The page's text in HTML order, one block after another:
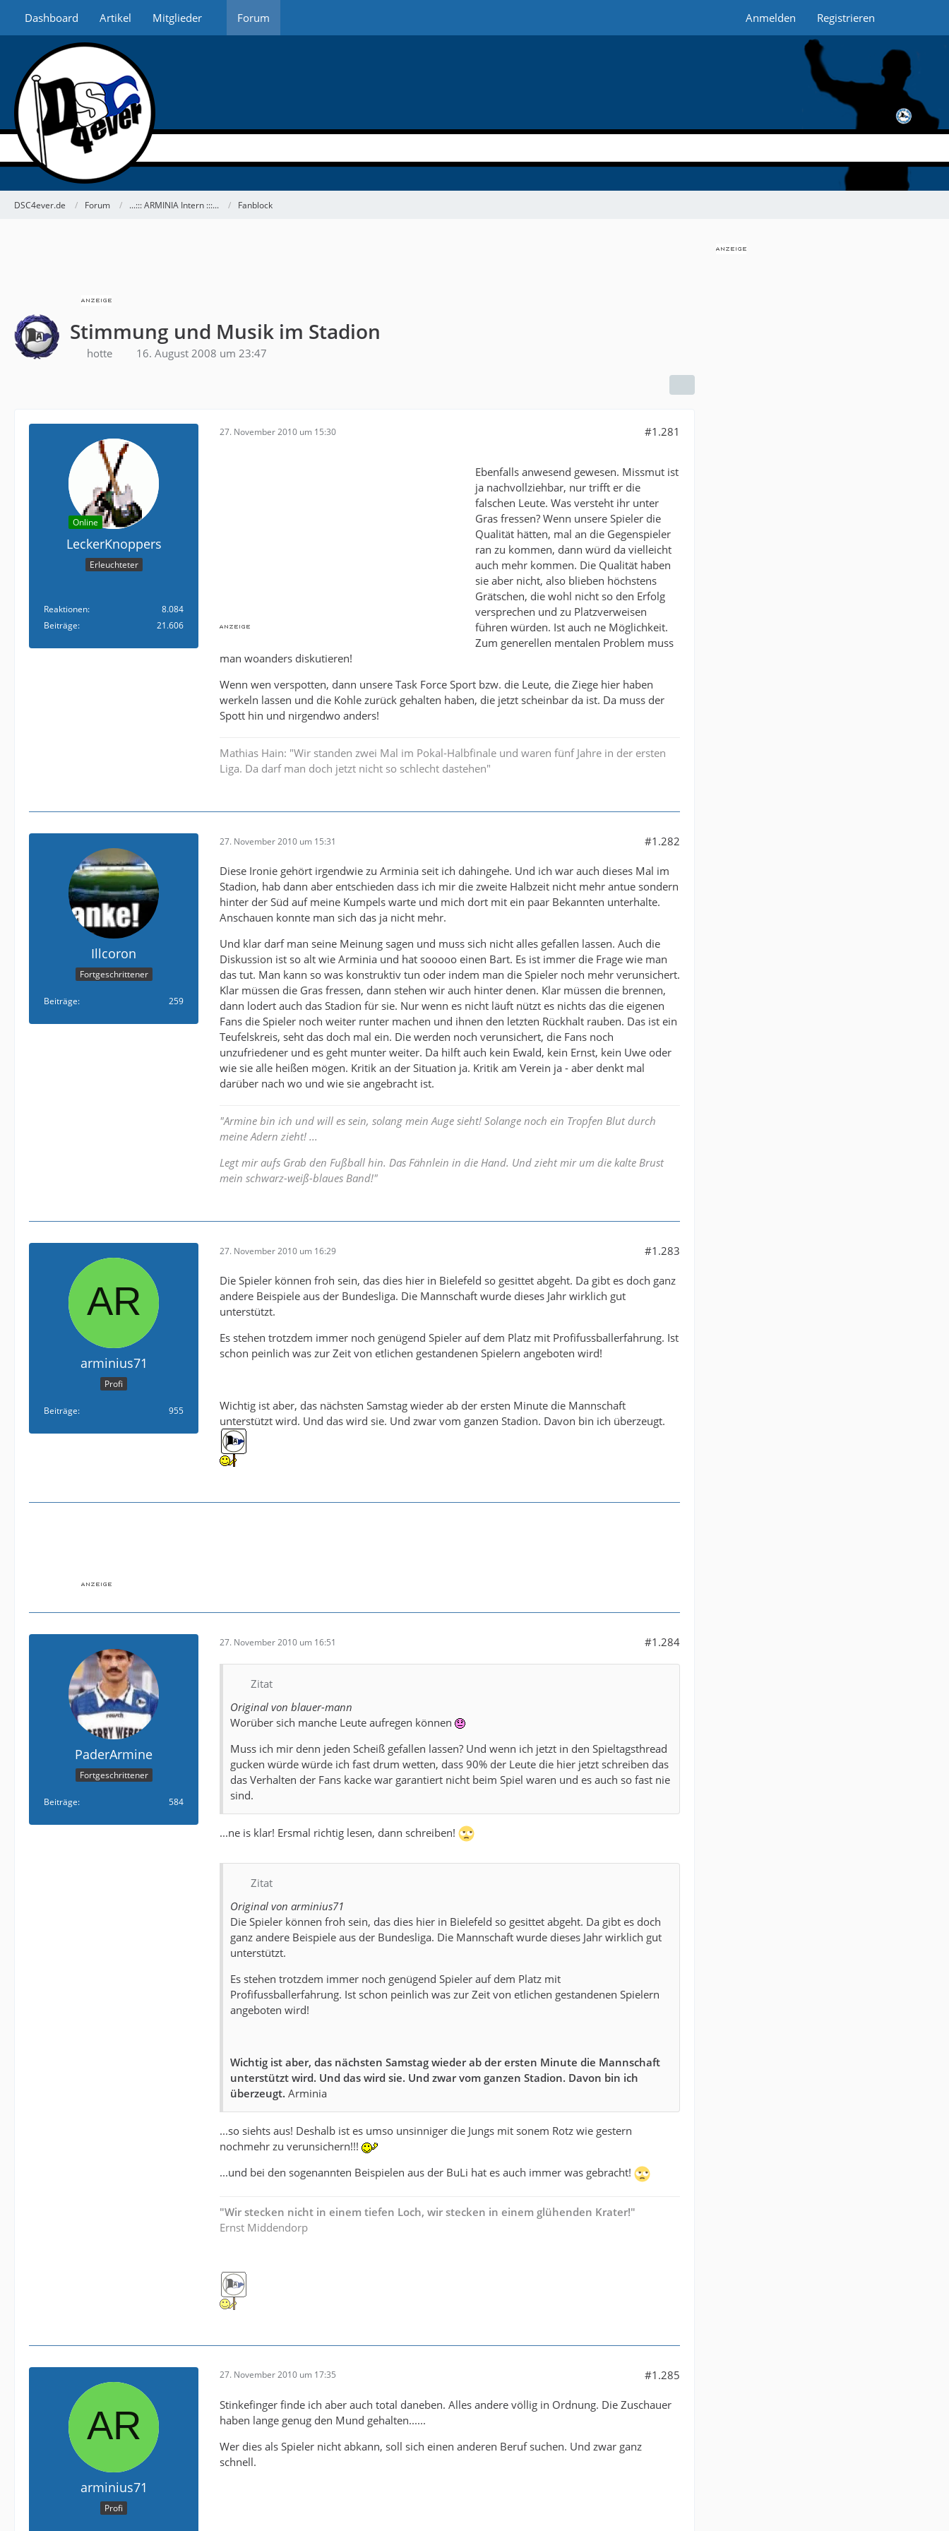
Dashboard Artikel Mitglieder Forum Anmelden Registrieren
DSC4ever.de Forum ...::: ARMINIA Intern :::... Fanblock
Stimmung und Musik im Stadion
hotte 16. August 2008 um 23:47
Online
LeckerKnoppers
Erleuchteter
Reaktionen
8.084
Beiträge
21.606
27. November 2010 um 15:30 #1.281
Ebenfalls anwesend gewesen. Missmut ist
ja nachvollziehbar, nur trifft er die
falschen Leute. Was versteht ihr unter
Gras fressen? Wenn unsere Spieler die
Qualität hätten, mal an die Gegenspieler
ran zu kommen, dann würd da vielleicht
auch mehr kommen. Die Qualität haben
sie aber nicht, also blieben höchstens
Grätschen, die wohl nicht so den Erfolg
versprechen und zu Platzverweisen
führen würden. Ist auch ne Möglichkeit.
Zum generellen mentalen Problem muss
man woanders diskutieren!
Wenn wen verspotten, dann unsere Task Force Sport bzw. die Leute, die Ziege hier haben
werkeln lassen und die Kohle zurück gehalten haben, die jetzt scheinbar da ist. Da muss der
Spott hin und nirgendwo anders!
Mathias Hain: "Wir standen zwei Mal im Pokal-Halbfinale und waren fünf Jahre in der ersten
Liga. Da darf man doch jetzt nicht so schlecht dastehen"
Illcoron
Fortgeschrittener
Beiträge 259
27. November 2010 um 15:31 #1.282
Diese Ironie gehört irgendwie zu Arminia seit ich dahingehe. Und ich war auch dieses Mal im
Stadion, hab dann aber entschieden dass ich mir die zweite Halbzeit nicht mehr antue sondern
hinter der Süd auf meine Kumpels warte und mich dort mit ein paar Bekannten unterhalte.
Anschauen konnte man sich das ja nicht mehr.
Und klar darf man seine Meinung sagen und muss sich nicht alles gefallen lassen. Auch die
Diskussion ist so alt wie Arminia und hat sooooo einen Bart. Es ist immer die Frage wie man
das tut. Man kann so was konstruktiv tun oder indem man die Spieler noch mehr verunsichert.
Klar müssen die Gras fressen, dann stehen wir auch hinter denen. Klar müssen die brennen,
dann lodert auch das Stadion für sie. Nur wenn es nicht läuft nützt es nichts das die eigenen
Fans die Spieler noch weiter runter machen und ihnen den letzten Rückhalt rauben. Das ist ein
Teufelskreis, seht das doch mal ein. Die werden noch verunsichert, die Fans noch
unzufriedener und es geht munter weiter. Da hilft auch kein Ewald, kein Ernst, kein Uwe oder
wie sie alle heißen mögen. Kritik an der Situation ja. Kritik am Verein ja - aber denkt mal
darüber nach wo und wie sie angebracht ist.
"Armine bin ich und will es sein, solang mein Auge sieht! Solange noch ein Tropfen Blut durch
meine Adern zieht! ...
Legt mir aufs Grab den Fußball hin. Das Fähnlein in die Hand. Und zieht mir um die kalte Brust
mein schwarz-weiß-blaues Band!"
arminius71
Profi
Beiträge 955
27. November 2010 um 16:29 #1.283
Die Spieler können froh sein, das dies hier in Bielefeld so gesittet abgeht. Da gibt es doch ganz
andere Beispiele aus der Bundesliga. Die Mannschaft wurde dieses Jahr wirklich gut
unterstützt.
Es stehen trotzdem immer noch genügend Spieler auf dem Platz mit Profifussballerfahrung. Ist
schon peinlich was zur Zeit von etlichen gestandenen Spielern angeboten wird!
Wichtig ist aber, das nächsten Samstag wieder ab der ersten Minute die Mannschaft
unterstützt wird. Und das wird sie. Und zwar vom ganzen Stadion. Davon bin ich überzeugt.
PaderArmine
Fortgeschrittener
Beiträge 584
27. November 2010 um 16:51 #1.284
Zitat
Original von blauer-mann
Worüber sich manche Leute aufregen können
Muss ich mir denn jeden Scheiß gefallen lassen? Und wenn ich jetzt in den Spieltagsthread
gucken würde würde ich fast drum wetten, dass 90% der Leute die hier jetzt schreiben das
das Verhalten der Fans kacke war garantiert nicht beim Spiel waren und es auch so fast nie
sind.
...ne is klar! Ersmal richtig lesen, dann schreiben!
Zitat
Original von arminius71
Die Spieler können froh sein, das dies hier in Bielefeld so gesittet abgeht. Da gibt es doch
ganz andere Beispiele aus der Bundesliga. Die Mannschaft wurde dieses Jahr wirklich gut
unterstützt.
Es stehen trotzdem immer noch genügend Spieler auf dem Platz mit
Profifussballerfahrung. Ist schon peinlich was zur Zeit von etlichen gestandenen Spielern
angeboten wird!
Wichtig ist aber, das nächsten Samstag wieder ab der ersten Minute die Mannschaft
unterstützt wird. Und das wird sie. Und zwar vom ganzen Stadion. Davon bin ich
überzeugt. Arminia
...so siehts aus! Deshalb ist es umso unsinniger die Jungs mit sonem Rotz wie gestern
nochmehr zu verunsichern!!!
...und bei den sogenannten Beispielen aus der BuLi hat es auch immer was gebracht!
"Wir stecken nicht in einem tiefen Loch, wir stecken in einem glühenden Krater!"
Ernst Middendorp
arminius71
Profi
27. November 2010 um 17:35 #1.285
Stinkefinger finde ich aber auch total daneben. Alles andere völlig in Ordnung. Die Zuschauer
haben lange genug den Mund gehalten......
Wer dies als Spieler nicht abkann, soll sich einen anderen Beruf suchen. Und zwar ganz
schnell.